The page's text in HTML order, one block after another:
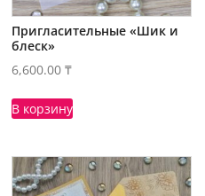
Пригласительные «Шик и
блеск»
6,600.00₸
В корзину